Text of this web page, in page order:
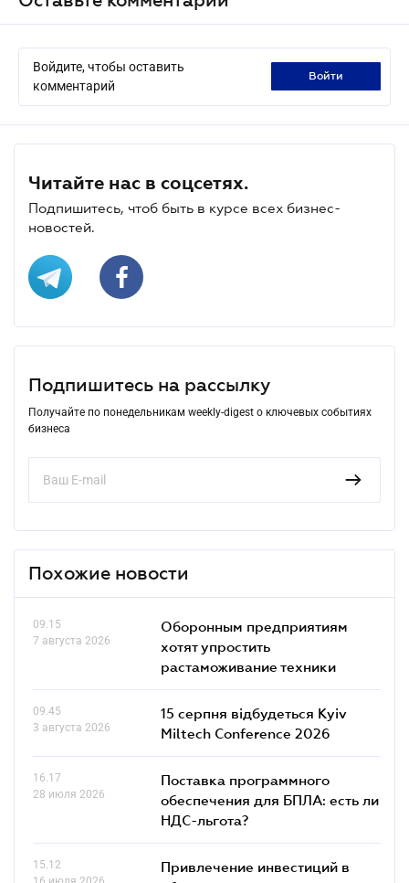
Войдите, чтобы оставить
комментарий
войти
Читайте нас в соцсетях.
Подпишитесь, чтоб быть в курсе всех бизнес-
новостей.
Подпишитесь на рассылку
Получайте по понедельникам weekly-digest о ключевых событиях
бизнеса
Похожие новости
09.15
7 августа 2026
Оборонным предприятиям
хотят упростить
растаможивание техники
09.45
3 августа 2026
15 серпня відбудеться Kyiv
Miltech Conference 2026
16.17
28 июля 2026
Поставка программного
обеспечения для БПЛА: есть ли
НДС-льгота?
15.12
Привлечение инвестиций в